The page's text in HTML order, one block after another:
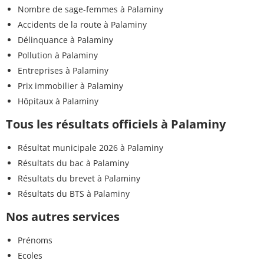
Nombre de sage-femmes à Palaminy
Accidents de la route à Palaminy
Délinquance à Palaminy
Pollution à Palaminy
Entreprises à Palaminy
Prix immobilier à Palaminy
Hôpitaux à Palaminy
Tous les résultats officiels à Palaminy
Résultat municipale 2026 à Palaminy
Résultats du bac à Palaminy
Résultats du brevet à Palaminy
Résultats du BTS à Palaminy
Nos autres services
Prénoms
Ecoles